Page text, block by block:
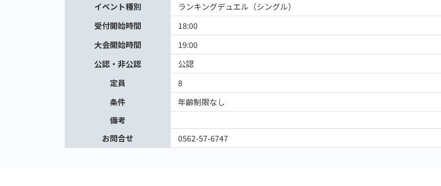
イベント種別
ランキングデュエル（シングル）
受付開始時間
18:00
大会開始時間
19:00
公認・非公認
公認
定員
8
条件
年齢制限なし
備考
お問合せ
0562-57-6747